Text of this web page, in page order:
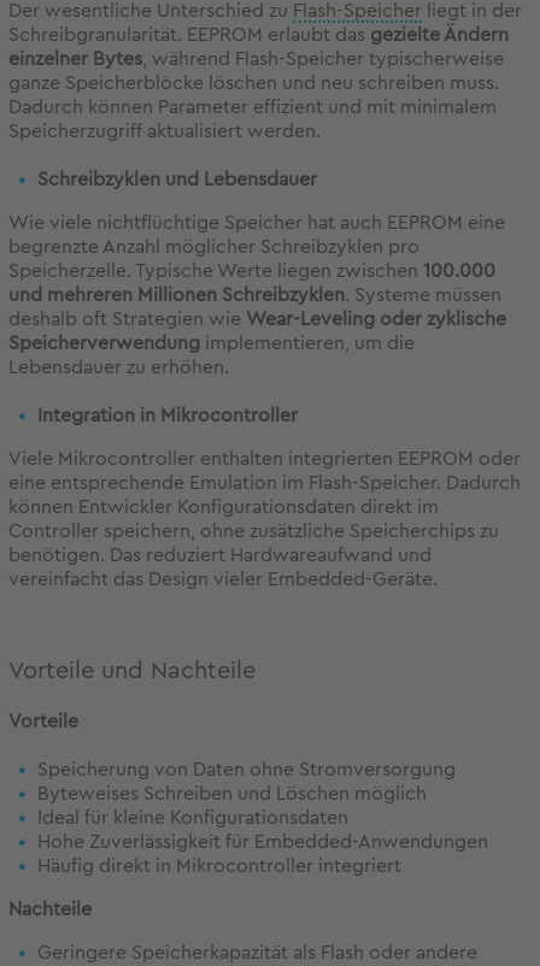
Der wesentliche Unterschied zu Flash-Speicher liegt in der
Schreibgranularität. EEPROM erlaubt das gezielte Ändern
einzelner Bytes , während Flash-Speicher typischerweise
ganze Speicherblöcke löschen und neu schreiben muss.
Dadurch können Parameter effizient und mit minimalem
Speicherzugriff aktualisiert werden.
Schreibzyklen und Lebensdauer
Wie viele nichtflüchtige Speicher hat auch EEPROM eine
begrenzte Anzahl möglicher Schreibzyklen pro
Speicherzelle. Typische Werte liegen zwischen 100.000
und mehreren Millionen Schreibzyklen. Systeme müssen
deshalb oft Strategien wie Wear- Leveling oder zyklische
Speicherverwendung implementieren, um die
Lebensdauer zu erhöhen.
Integration in Mikrocontroller
Viele Mikrocontroller enthalten integrierten EEPROM oder
eine entsprechende Emulation im Flash-Speicher. Dadurch
können Entwickler Konfigurationsdaten direkt im
Controller speichern, ohne zusätzliche Speicherchips zu
benötigen. Das reduziert Hardwareaufwand und
vereinfacht das Design vieler Embedded-Geräte.
Vorteile und Nachteile
Vorteile
Speicherung von Daten ohne Stromversorgung
Byteweises Schreiben und Löschen möglich
Ideal für kleine Konfigurationsdaten
Hohe Zuverlässigkeit für Embedded-Anwendungen
Häufig direkt in Mikrocontroller integriert
Nachteile
Geringere Speicherkapazität als Flash oder andere